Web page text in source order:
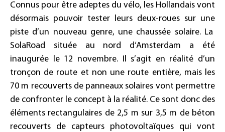
Connus pour être adeptes du vélo, les Hollandais vont
désormais pouvoir tester leurs deux-roues sur une
piste d’un nouveau genre, une chaussée solaire. La
SolaRoad située au nord d‘Amsterdam a été
inaugurée le 12 novembre. Il s’agit en réalité d’un
tronçon de route et non une route entière, mais les
70 m recouverts de panneaux solaires vont permettre
de confronter le concept à la réalité. Ce sont donc des
éléments rectangulaires de 2,5 m sur 3,5 m de béton
recouverts de capteurs photovoltaïques qui vont